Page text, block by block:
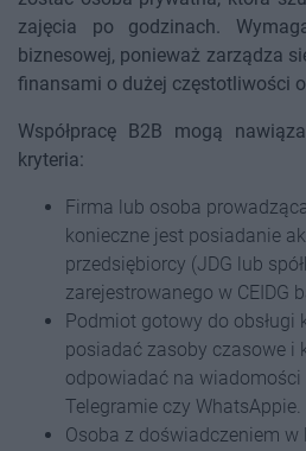
zajęcia po godzinach.
biznesowej, ponieważ zarządza
finansami o dużej częstotliwości
Współpracę B2B mogą
kryteria:
Firma lub osoba
konieczne jest posiadanie
przedsiębiorcy (JDG lub
zarejestrowanego w CEIDG
Podmiot gotowy do obsługi
posiadać zasoby czasowe i
odpowiadać na
Telegramie czy WhatsAppie.
Osoba z doświadczeniem